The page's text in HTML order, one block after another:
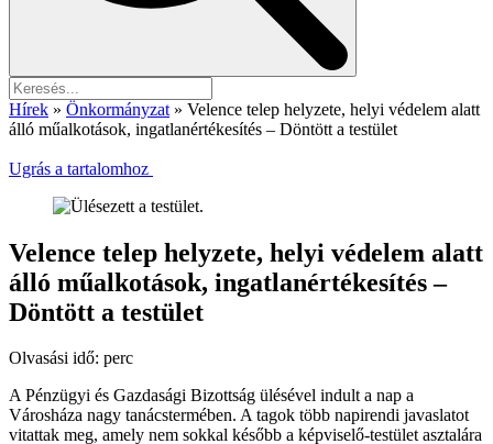
Hírek » Önkormányzat » Velence telep helyzete, helyi védelem alatt
álló műalkotások, ingatlanértékesítés – Döntött a testület
Ugrás a tartalomhoz
Velence telep helyzete, helyi védelem alatt
álló műalkotások, ingatlanértékesítés –
Döntött a testület
Olvasási idő: perc
A Pénzügyi és Gazdasági Bizottság ülésével indult a nap a
Városháza nagy tanácstermében. A tagok több napirendi javaslatot
vitattak meg, amely nem sokkal később a képviselő-testület asztalára